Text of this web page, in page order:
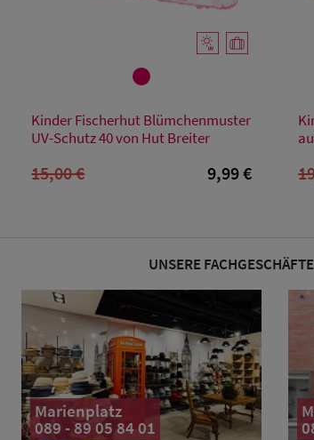
54
Kinder Fischerhut Blümchenmuster
UV-Schutz 40 von Hut Breiter
15,00 € 9,99 €
UNSERE
Marienplatz
089 - 89 05 84 01